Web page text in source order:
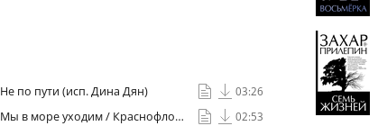
Не по пути (исп. Дина Дян) 03:26
Мы в море уходим / Краснофлотский марш (исп. Георгий Виноградов) 02:53